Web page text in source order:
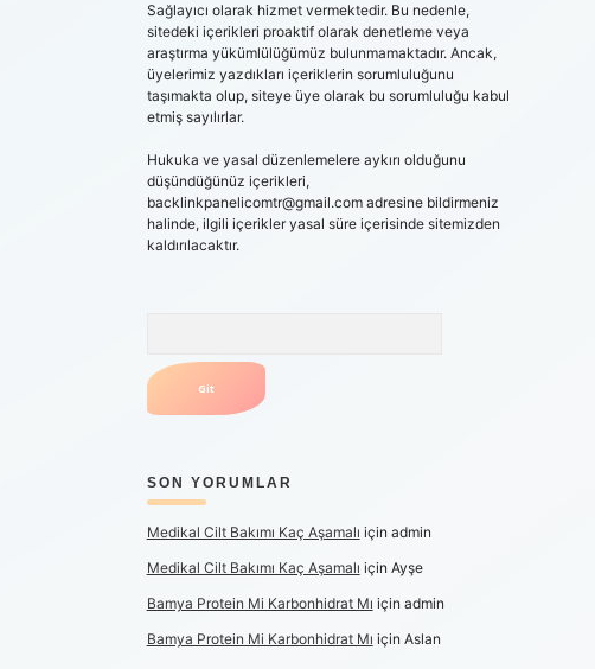
Sağlayıcı olarak hizmet vermektedir. Bu nedenle,
sitedeki içerikleri proaktif olarak denetleme veya
araştırma yükümlülüğümüz bulunmamaktadır. Ancak,
üyelerimiz yazdıkları içeriklerin sorumluluğunu
taşımakta olup, siteye üye olarak bu sorumluluğu kabul
etmiş sayılırlar.
Hukuka ve yasal düzenlemelere aykırı olduğunu
düşündüğünüz içerikleri,
backlinkpanelicomtr@gmail.comadresine bildirmeniz
halinde, ilgili içerikler yasal süre içerisinde sitemizden
kaldırılacaktır.
SON YORUMLAR
Medikal Cilt Bakımı Kaç Aşamalı için admin
Medikal Cilt Bakımı Kaç Aşamalı için Ayşe
Bamya Protein Mi Karbonhidrat Mı için admin
Bamya Protein Mi Karbonhidrat Mı için Aslan